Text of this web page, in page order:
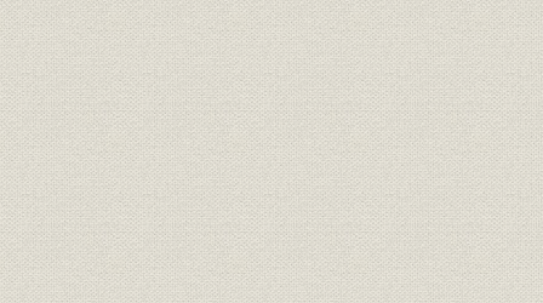
生産 主原料地域別入荷量の推移 昭和47年
施設 主要設備稼働状況 昭和46年~
施設 工場配置図 平成3年10